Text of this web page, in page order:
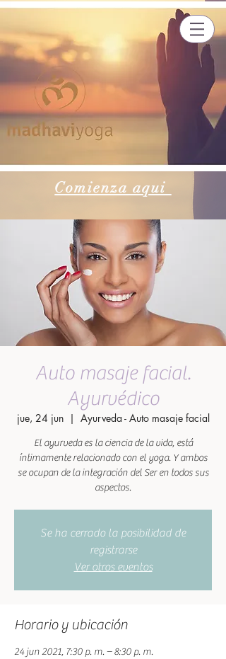
Comienza aqui
Auto masaje facial.
Ayurvédico
jue, 24 jun
  |
Ayurveda - Auto masaje facial
El ayurveda es la ciencia de la vida, está
íntimamente relacionado con el yoga. Y ambos
se ocupan de la integración del Ser en todos sus
aspectos.
Se ha cerrado la posibilidad de
registrarse
Ver otros eventos
Horario y ubicación
24 jun 2021, 7:30 p. m. – 8:30 p. m.